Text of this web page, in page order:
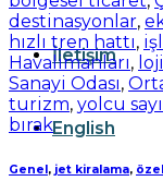
İletişim
English
destinasyonlar,
hızlı tren hattı,
Havalimanları,
Sanayi Odası,
turizm, yolcu
bırak
Genel , jet kiralama,